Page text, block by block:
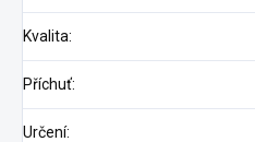
Kvalita:
Příchuť:
Určení: